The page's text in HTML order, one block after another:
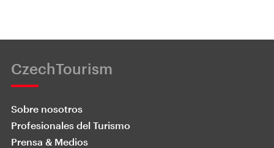
CzechTourism
Sobre nosotros
Profesionales del Turismo
Prensa & Medios